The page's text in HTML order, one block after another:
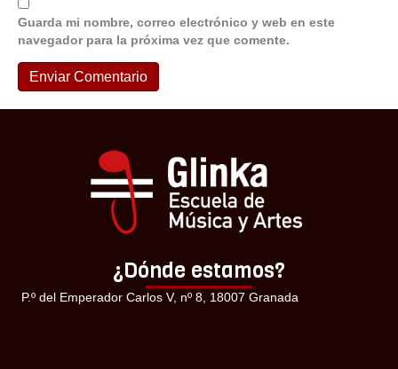
Guarda mi nombre, correo electrónico y web en este
navegador para la próxima vez que comente.
¿Dónde estamos?
P.º del Emperador Carlos V, nº 8, 18007 Granada